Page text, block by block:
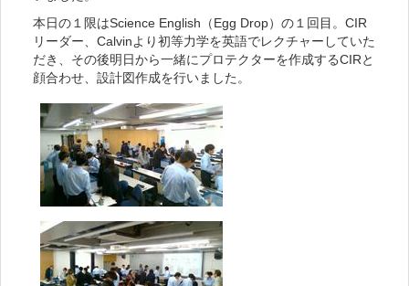
本日の１限はScience English（Egg Drop）の１回目。CIR
リーダー、Calvinより初等力学を英語でレクチャーしていた
だき、その後明日から一緒にプロテクターを作成するCIRと
顔合わせ、設計図作成を行いました。